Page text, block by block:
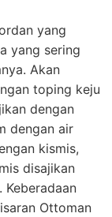
yang
yang sering
Akan
toping keju
dengan
dengan air
kismis,
disajikan
Keberadaan
Ottoman